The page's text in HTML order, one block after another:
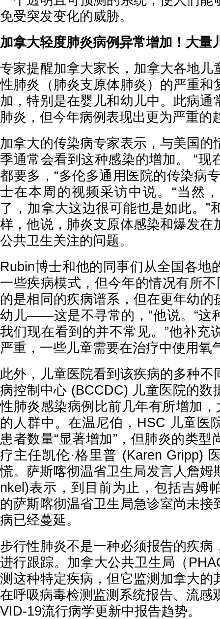
免受突发变化的威胁。
加拿大轻度肺炎病例异常增加！大量
专家提醒加拿大家长，加拿大各地儿
性肺炎（肺炎支原体肺炎）的严重和
加，特别是在婴儿和幼儿中。此病通
肺炎，但今年病例表现出更为严重的
加拿大的传染病专家表示，与美国的
季通常会看到这种感染的增加。 “现
都要多，“多伦多通用医院的传染病
士在本周的视频采访中说。“当然
了，加拿大这边很可能也是如此。”
样，他说，肺炎支原体感染和爆发在
公共卫生关注的问题。
Rubin博士和他的同事们从全国各地
一些疾病模式，但今年的情况有所
的是相同的疾病谱系，但在更年幼
幼儿——这是不寻常的，“他说。“这
我们现在看到的并不常见。”他补充
严重，一些儿童需要在治疗中使用氧
此外，儿童医院看到该疾病的多种不
病控制中心 (BCCDC) 儿童医院的数
性肺炎感染病例比前几年有所增加
的人群中。在温尼伯，HSC 儿童医
患者数量“显著增加”，但肺炎的类型
疗主任凯伦·格里普 (Karen Gripp)
慌。萨斯喀彻温省卫生局发言人詹姆
nkel)表示，到目前为止，包括吉姆
的萨斯喀彻温省卫生局急诊室尚未接
病已经蔓延。
步行性肺炎不是一种必须报告的疾病
进行跟踪。加拿大公共卫生局（
测这种特定疾病，但它监测加拿大的
在呼吸病毒检测监测系统报告、流感
VID-19流行病学更新中报告趋势。